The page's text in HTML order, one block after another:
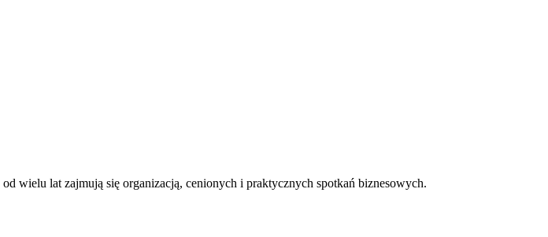
wielu lat zajmują się organizacją, cenionych i praktycznych spotkań biznesowych.